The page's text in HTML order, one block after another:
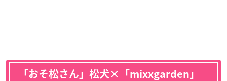
「おそ松さん」松犬×「mixxgarden」